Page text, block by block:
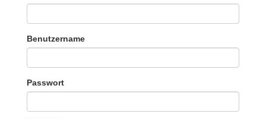
Benutzername
Passwort